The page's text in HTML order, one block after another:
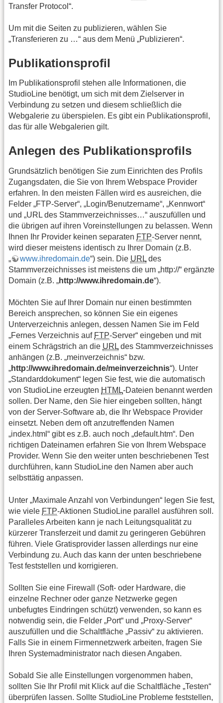
Transfer Protocol“.
Um mit die Seiten zu publizieren, wählen Sie
„Transferieren zu …“ aus dem Menü „Publizieren“.
Publikationsprofil
Im Publikationsprofil stehen alle Informationen, die
StudioLine benötigt, um sich mit dem Zielserver in
Verbindung zu setzen und diesem schließlich die
Webgalerie zu überspielen. Es gibt ein Publikationsprofil,
das für alle Webgalerien gilt.
Anlegen des Publikationsprofils
Grundsätzlich benötigen Sie zum Einrichten des Profils
Zugangsdaten, die Sie von Ihrem Webspace Provider
erfahren. In den meisten Fällen wird es ausreichen, die
Felder „FTP-Server“, „Login/Benutzername“, „Kennwort“
und „URL des Stammverzeichnisses…“ auszufüllen und
die übrigen auf ihren Voreinstellungen zu belassen. Wenn
Ihnen Ihr Provider keinen separaten FTP-Server nennt,
wird dieser meistens identisch zu Ihrer Domain (z.B.
„
www.ihredomain.de“) sein. Die URL des
Stammverzeichnisses ist meistens die um „http://“ ergänzte
Domain (z.B. „http://www.ihredomain.de“).
Möchten Sie auf Ihrer Domain nur einen bestimmten
Bereich ansprechen, so können Sie ein eigenes
Unterverzeichnis anlegen, dessen Namen Sie im Feld
„Fernes Verzeichnis auf FTP-Server“ eingeben und mit
einem Schrägstrich an die URL des Stammverzeichnisses
anhängen (z.B. „meinverzeichnis“ bzw.
„http://www.ihredomain.de/meinverzeichnis“). Unter
„Standarddokument“ legen Sie fest, wie die automatisch
von StudioLine erzeugten HTML-Dateien benannt werden
sollen. Der Name, den Sie hier eingeben sollten, hängt
von der Server-Software ab, die Ihr Webspace Provider
einsetzt. Neben dem oft anzutreffenden Namen
„index.html“ gibt es z.B. auch noch „default.htm“. Den
richtigen Dateinamen erfahren Sie von Ihrem Webspace
Provider. Wenn Sie den weiter unten beschriebenen Test
durchführen, kann StudioLine den Namen aber auch
selbsttätig anpassen.
Unter „Maximale Anzahl von Verbindungen“ legen Sie fest,
wie viele FTP-Aktionen StudioLine parallel ausführen soll.
Paralleles Arbeiten kann je nach Leitungsqualität zu
kürzerer Transferzeit und damit zu geringeren Gebühren
führen. Viele Gratisprovider lassen allerdings nur eine
Verbindung zu. Auch das kann der unten beschriebene
Test feststellen und korrigieren.
Sollten Sie eine Firewall (Soft- oder Hardware, die
einzelne Rechner oder ganze Netzwerke gegen
unbefugtes Eindringen schützt) verwenden, so kann es
notwendig sein, die Felder „Port“ und „Proxy-Server“
auszufüllen und die Schaltfläche „Passiv“ zu aktivieren.
Falls Sie in einem Firmennetzwerk arbeiten, fragen Sie
Ihren Systemadministrator nach diesen Angaben.
Sobald Sie alle Einstellungen vorgenommen haben,
sollten Sie Ihr Profil mit Klick auf die Schaltfläche „Testen“
überprüfen lassen. Sollte StudioLine Probleme feststellen,